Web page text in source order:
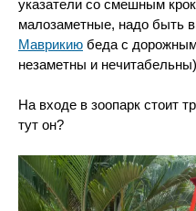
указатели со смешным
малозаметные, надо быть
Маврикию беда с
незаметны и
На входе в зоопарк стоит
тут он?